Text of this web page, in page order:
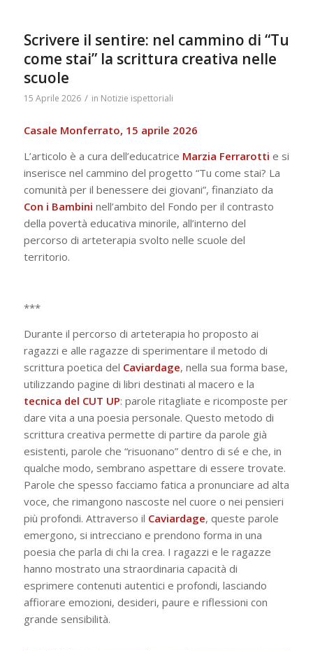
Scrivere il sentire: nel cammino di “Tu
come stai” la scrittura creativa nelle
scuole
15 Aprile 2026 / in Notizie ispettoriali
Casale Monferrato, 15 aprile 2026
L’articolo è a cura dell’educatrice Marzia Ferrarotti e si
inserisce nel cammino del progetto “Tu come stai? La
comunità per il benessere dei giovani”, finanziato da
Con i Bambini nell’ambito del Fondo per il contrasto
della povertà educativa minorile, all’interno del
percorso di arteterapia svolto nelle scuole del
territorio.
***
Durante il percorso di arteterapia ho proposto ai
ragazzi e alle ragazze di sperimentare il metodo di
scrittura poetica del Caviardage, nella sua forma base,
utilizzando pagine di libri destinati al macero e la
tecnica del CUT UP: parole ritagliate e ricomposte per
dare vita a una poesia personale. Questo metodo di
scrittura creativa permette di partire da parole già
esistenti, parole che “risuonano” dentro di sé e che, in
qualche modo, sembrano aspettare di essere trovate.
Parole che spesso facciamo fatica a pronunciare ad alta
voce, che rimangono nascoste nel cuore o nei pensieri
più profondi. Attraverso il Caviardage, queste parole
emergono, si intrecciano e prendono forma in una
poesia che parla di chi la crea. I ragazzi e le ragazze
hanno mostrato una straordinaria capacità di
esprimere contenuti autentici e profondi, lasciando
affiorare emozioni, desideri, paure e riflessioni con
grande sensibilità.